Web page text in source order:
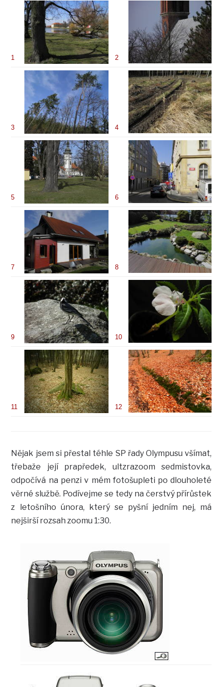
1 2
3 4
5 6
7 8
9 10
11 12
Nějak jsem si přestal téhle SP řady Olympusu všímat,
třebaže její prapředek, ultzrazoom sedmistovka,
odpočívá na penzi v mém fotošupleti po dlouholeté
věrné službě. Podívejme se tedy na čerstvý přírůstek
z letošního února, který se pyšní jedním nej, má
nejširší rozsah zoomu 1:30.